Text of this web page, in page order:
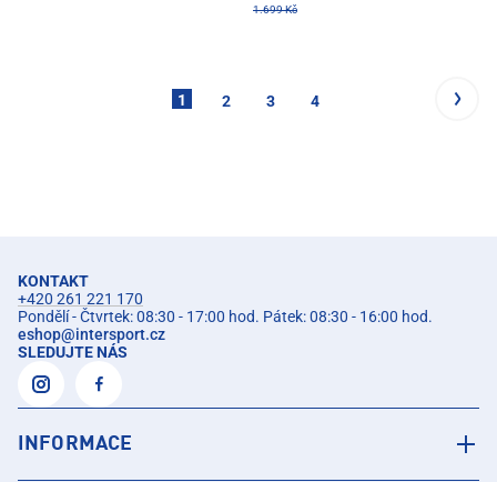
1.699 Kč
1 2 3 4
KONTAKT
+420 261 221 170
Pondělí - Čtvrtek: 08:30 - 17:00 hod. Pátek: 08:30 - 16:00 hod.
eshop@intersport.cz
SLEDUJTE NÁS
INFORMACE